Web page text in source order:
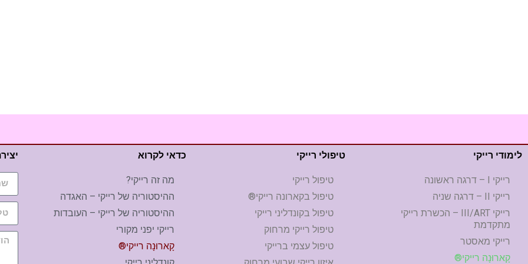
לימודי רייקי
רייקי I – דרגה ראשונה
רייקי II – דרגה שניה
רייקי III/ART – הכשרת רייקי
מתקדמת
רייקי מאסטר
קָארוּנָה רייקי®
טיפולי רייקי
טיפול רייקי
טיפול בקארונה רייקי®
טיפול בקונדליני רייקי
טיפול רייקי מרחוק
טיפול עצמי ברייקי
כדאי לקרוא
מה זה רייקי?
ההיסטוריה של רייקי – האגדה
ההיסטוריה של רייקי – העובדות
רייקי יפני מקורי
קָארוּנָה רייקי®